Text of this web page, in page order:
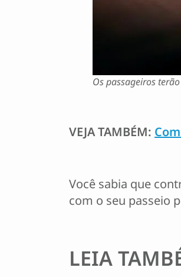
Os passageiros
VEJA TAMBÉM:
Você sabia que
com o seu passeio
LEIA